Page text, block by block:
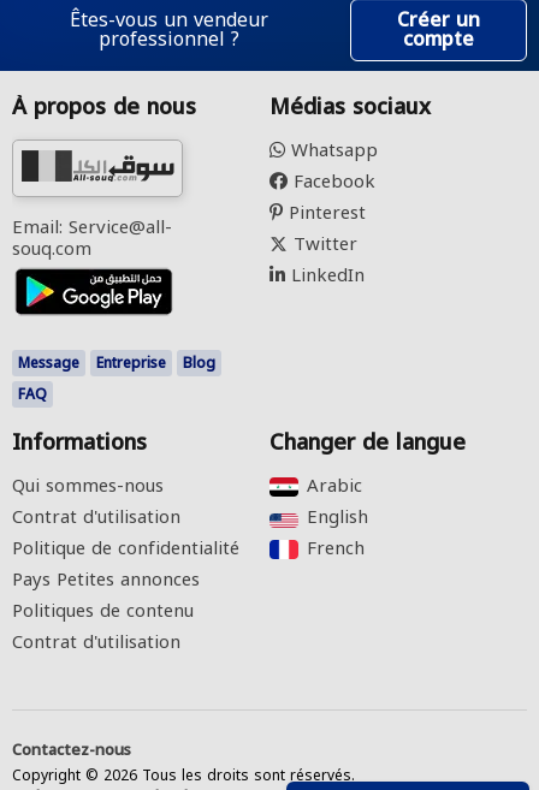
Êtes-vous un vendeur
professionnel ?
Créer un
compte
À propos de nous
Email: Service@all-
souq.com
Message Entreprise
Blog
FAQ
Médias sociaux
Whatsapp
Facebook
Pinterest
Twitter
LinkedIn
Informations
Qui sommes-nous
Contrat d'utilisation
Politique de confidentialité
Pays Petites annonces
Politiques de contenu
Contrat d'utilisation
Changer de langue
Arabic‎
English‎
French‎
Contactez-nous
Copyright © 2026 Tous les droits sont réservés.